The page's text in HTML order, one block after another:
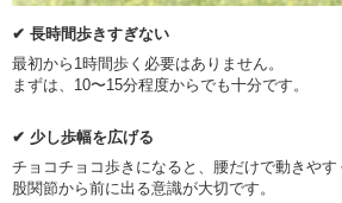
✔ 長時間歩きすぎない
最初から1時間歩く必要はありません。
まずは、10〜15分程度からでも十分です。
✔ 少し歩幅を広げる
チョコチョコ歩きになると、腰だけで動きやす
股関節から前に出る意識が大切です。